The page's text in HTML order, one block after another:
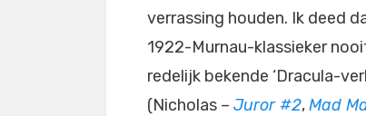
verrassing houden. Ik deed
1922-Murnau-klassieker
redelijk bekende ‘Dracula-
(Nicholas – Juror #2,Mad